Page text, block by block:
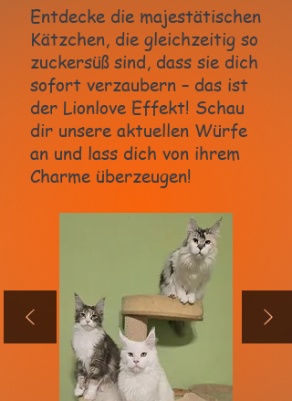
Entdecke die majestätischen
Kätzchen, die gleichzeitig so
zuckersüß sind, dass sie dich
sofort verzaubern – das ist
der Lionlove Effekt! Schau
dir unsere aktuellen Würfe
an und lass dich von ihrem
Charme überzeugen!